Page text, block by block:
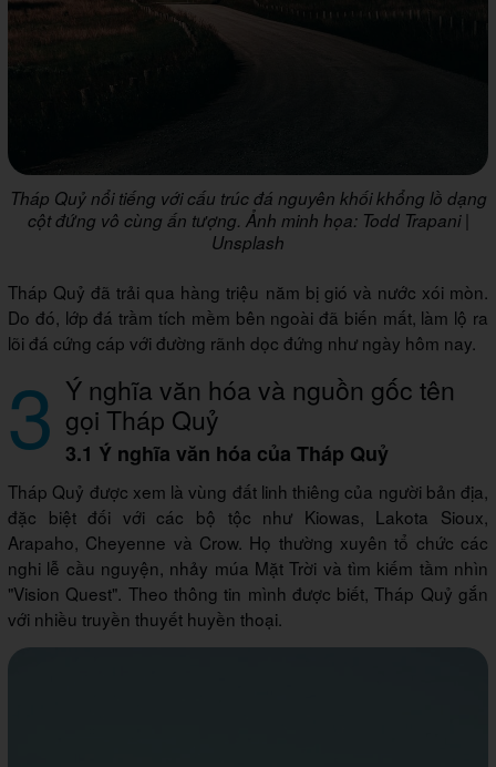
Tháp Quỷ nổi tiếng với cấu trúc đá nguyên khối khổng lồ dạng
cột đứng vô cùng ấn tượng. Ảnh minh họa: Todd Trapani |
Unsplash
Tháp Quỷ đã trải qua hàng triệu năm bị gió và nước xói mòn.
Do đó, lớp đá trầm tích mềm bên ngoài đã biến mất, làm lộ ra
lõi đá cứng cáp với đường rãnh dọc đứng như ngày hôm nay.
3 Ý nghĩa văn hóa và nguồn gốc tên
gọi Tháp Quỷ
3.1 Ý nghĩa văn hóa của Tháp Quỷ
Tháp Quỷ được xem là vùng đất linh thiêng của người bản địa,
đặc biệt đối với các bộ tộc như Kiowas, Lakota Sioux,
Arapaho, Cheyenne và Crow. Họ thường xuyên tổ chức các
nghi lễ cầu nguyện, nhảy múa Mặt Trời và tìm kiếm tầm nhìn
"Vision Quest". Theo thông tin mình được biết, Tháp Quỷ gắn
với nhiều truyền thuyết huyền thoại.